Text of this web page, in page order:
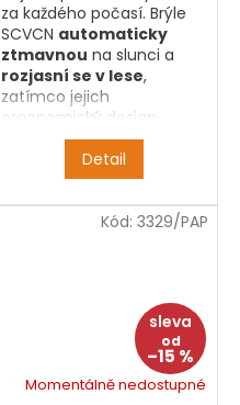
Detail
za každého počasí. Brýle
SCVCN automaticky
ztmavnou na slunci a
rozjasní se v lese,
zatímco jejich
ergonomický design
zajistí, že o nich nebudete
vědět ani po hodinách v
sedle. Maximální komfort
a styl pro muže i ženy.
od
–15 %
Momentálně nedostupné
Kód: 3329/PAP